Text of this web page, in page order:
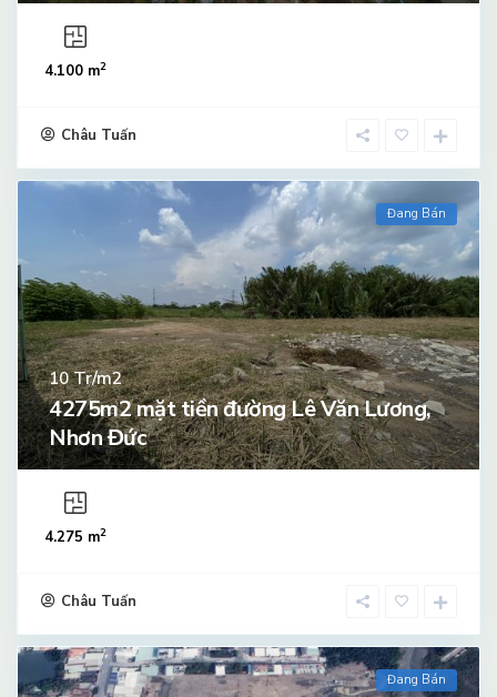
4.100 m2
Châu Tuấn
Đang Bán
10Tr/m2
4275m2 mặt tiền đường Lê Văn Lương,
Nhơn Đức
4.275 m2
Châu Tuấn
Đang Bán